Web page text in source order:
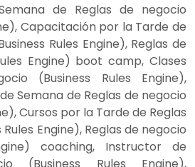
de Reglas de negocio
Capacitación por la Tarde de
Rules Engine), Reglas de
Engine) boot camp, Clases
(Business Rules Engine),
Semana de Reglas de negocio
Cursos por la Tarde de Reglas
Engine), Reglas de negocio
coaching, Instructor de